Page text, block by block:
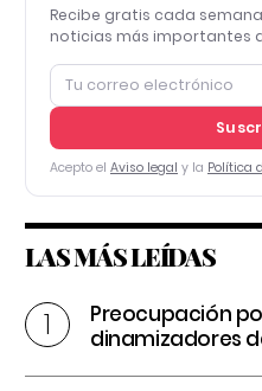
Recibe gratis cada
noticias más importantes
Acepto el Aviso legal y la Política
LAS MÁS LEÍDAS
Preocupación
dinamizadores